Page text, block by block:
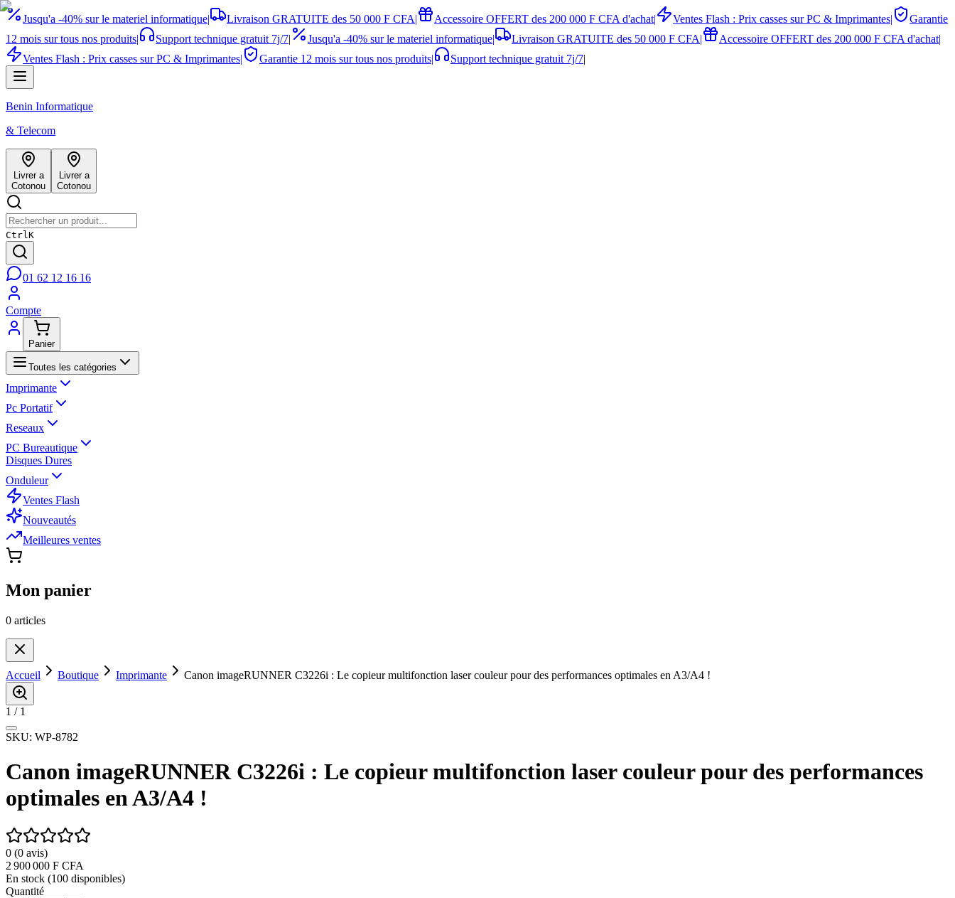
Jusqu'a -40% sur le materiel informatique| Livraison GRATUITE des 50 000 F CFA| Accessoire OFFERT des 200 000 F CFA d'achat| Ventes Flash : Prix casses sur PC & Imprimantes|
Garantie
12 mois sur tous nos produits| Support technique gratuit 7j/7| Jusqu'a -40% sur le materiel informatique| Livraison GRATUITE des 50 000 F CFA| Accessoire OFFERT des 200 000 F CFA d'achat|
Ventes Flash : Prix casses sur PC & Imprimantes| Garantie 12 mois sur tous nos produits| Support technique gratuit 7j/7|
Benin Informatique
& Telecom
Livrer a
Cotonou
Livrer a
Cotonou
CtrlK
01 62 12 16 16
Compte
Panier
Toutes les catégories
Imprimante
Pc Portatif
Reseaux
PC Bureautique
Disques Dures
Onduleur
Ventes Flash
Nouveautés
Meilleures ventes
Mon panier
0 articles
Accueil Boutique Imprimante Canon imageRUNNER C3226i : Le copieur multifonction laser couleur pour des performances optimales en A3/A4 !
1 / 1
SKU: WP-8782
Canon imageRUNNER C3226i : Le copieur multifonction laser couleur pour des performances
optimales en A3/A4 !
0 (0 avis)
2 900 000 F CFA
En stock (100 disponibles)
Quantité